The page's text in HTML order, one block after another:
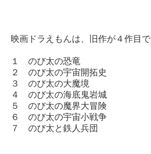
映画ドラえもんは、旧作が４作目で
１ のび太の恐竜
２ のび太の宇宙開拓史
３ のび太の大魔境
４ のび太の海底鬼岩城
５ のび太の魔界大冒険
６ のび太の宇宙小戦争
７ のび太と鉄人兵団